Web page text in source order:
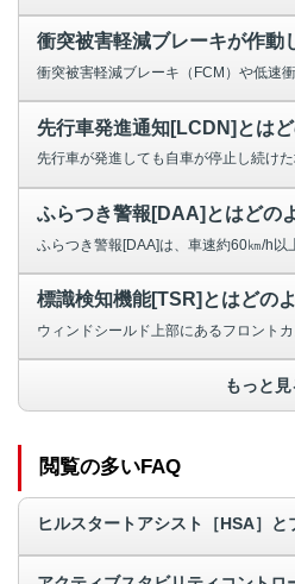
衝突被害軽減ブレーキが作動
先行車発進通知[LCDN]とは
ふらつき警報[DAA]とはどの
標識検知機能[TSR]とはどの
もっと見
閲覧の多いFAQ
ヒルスタートアシスト［HSA］と